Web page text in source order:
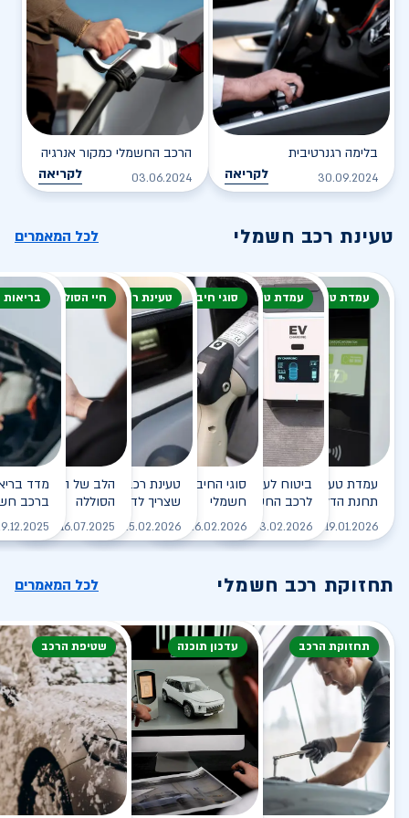
בלימה רגנרטיבית
30.09.2024 לקריאה
הרכב החשמלי כמקור אנרגיה
03.06.2024 לקריאה
טעינת רכב חשמלי לכל המאמרים
עמדת טעינה
עמדת טעינה - הסוף של
תחנת הדלק?
19.01.2026 לקריאה
עמדת טעינה
ביטוח לעמדת טעינה ביתית
לרכב החשמלי
03.02.2026 לקריאה
סוגי חיבור
סוגי החיבורים לטעינת רכב
חשמלי
26.02.2026 לקריאה
טעינת רכב חשמלי
טעינת רכב חשמלי - כל מה
שצריך לדעת
25.02.2026 לקריאה
חיי הסוללה
הלב של הרכב
הסוללה
16.07.2025
ברכב
תחזוקת רכב חשמלי לכל המאמרים
תחזוקת הרכב עדכון תוכנה שטיפת הרכב